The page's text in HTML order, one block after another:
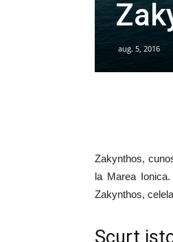
aug. 5, 2016
Zakynthos,
la Marea
Zakynthos,
Scurt